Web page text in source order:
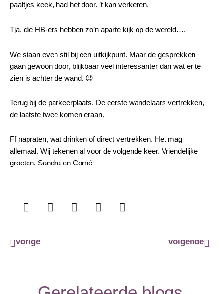
paaltjes keek, had het door. ’t kan verkeren.
Tja, die HB-ers hebben zo’n aparte kijk op de wereld….
We staan even stil bij een uitkijkpunt. Maar de gesprekken
gaan gewoon door, blijkbaar veel interessanter dan wat er te
zien is achter de wand. 😉
Terug bij de parkeerplaats. De eerste wandelaars vertrekken,
de laatste twee komen eraan.
Ff napraten, wat drinken of direct vertrekken. Het mag
allemaal. Wij tekenen al voor de volgende keer. Vriendelijke
groeten, Sandra en Corné
vorige volgende